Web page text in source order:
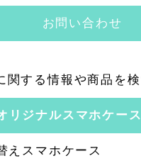
お問い合わせ
関する情報や商品を検
リジナルスマホケー
えスマホケース